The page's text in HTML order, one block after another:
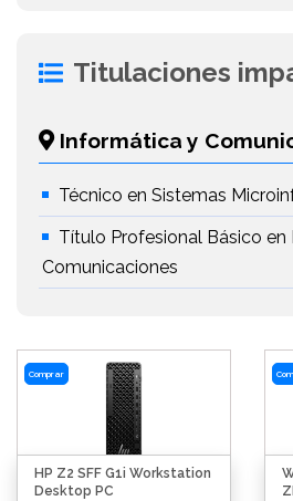
Titulaciones
Informática y
Técnico en Sistemas
Título Profesional Básico
Comunicaciones
Comprar
HP Z2 SFF G1i Workstation
Desktop PC